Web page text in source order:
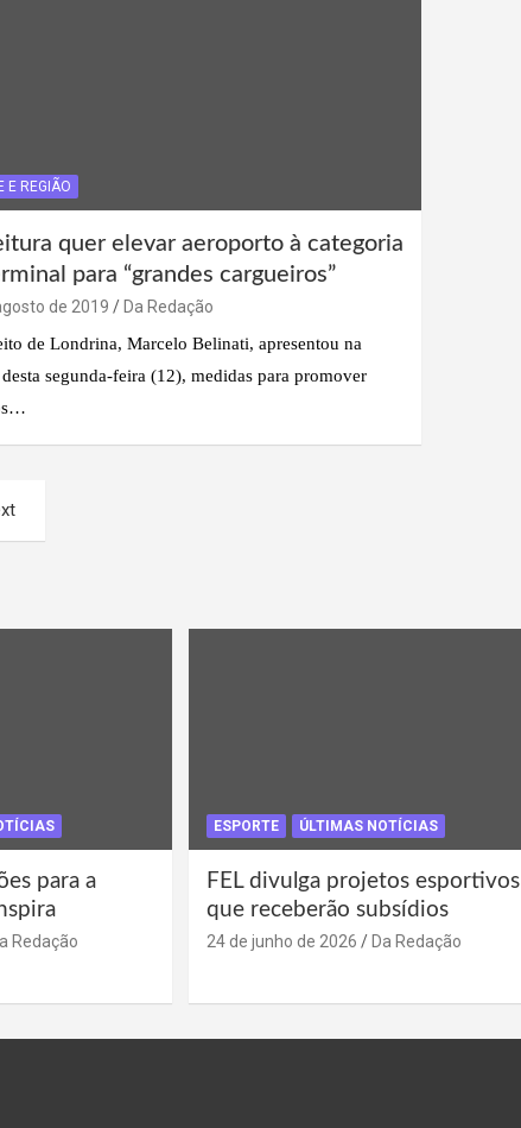
E REGIÃO
quer elevar aeroporto à categoria
para “grandes cargueiros”
de 2019
Da Redação
de Londrina, Marcelo Belinati, apresentou na
segunda-feira (12), medidas para promover
para a
Redação
ESPORTE ÚLTIMAS NOTÍCIAS
FEL divulga projetos esportivos
que receberão subsídios
24 de junho de 2026 Da Redação